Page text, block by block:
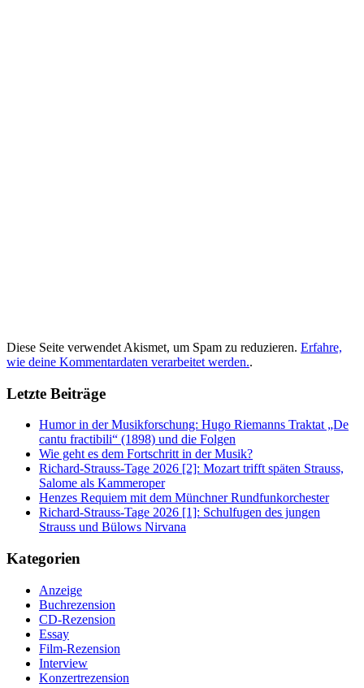
Diese Seite verwendet Akismet, um Spam zu reduzieren. Erfahre,
wie deine Kommentardaten verarbeitet werden..
Letzte Beiträge
Humor in der Musikforschung: Hugo Riemanns Traktat „De
cantu fractibili“ (1898) und die Folgen
Wie geht es dem Fortschritt in der Musik?
Richard-Strauss-Tage 2026 [2]: Mozart trifft späten Strauss,
Salome als Kammeroper
Henzes Requiem mit dem Münchner Rundfunkorchester
Richard-Strauss-Tage 2026 [1]: Schulfugen des jungen
Strauss und Bülows Nirvana
Kategorien
Anzeige
Buchrezension
CD-Rezension
Essay
Film-Rezension
Interview
Konzertrezension